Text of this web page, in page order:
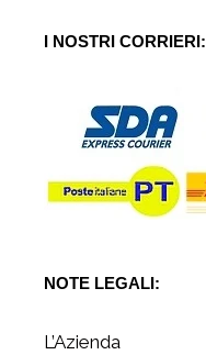
I NOSTRI CORRIERI:
NOTE LEGALI:
L’Azienda